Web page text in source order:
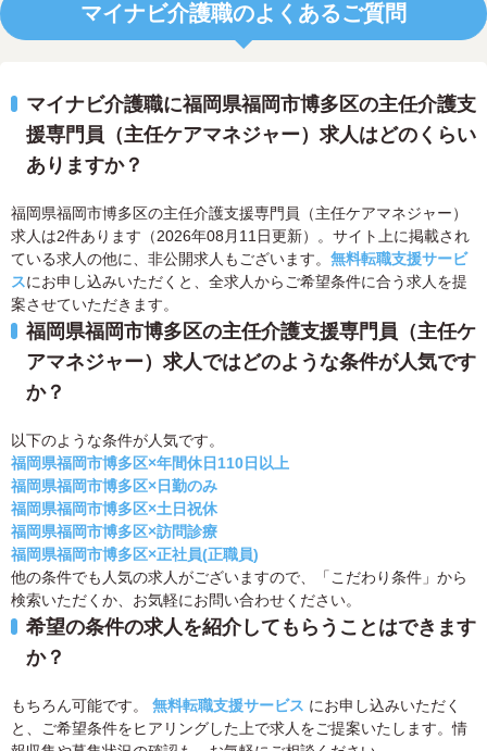
マイナビ介護職のよくあるご質問
マイナビ介護職に福岡県福岡市博多区の主任介護支
援専門員（主任ケアマネジャー）求人はどのくらい
ありますか？
福岡県福岡市博多区の主任介護支援専門員（主任ケアマネジャー）
求人は2件あります（2026年08月11日更新）。サイト上に掲載され
ている求人の他に、非公開求人もございます。 無料転職支援サービ
スにお申し込みいただくと、全求人からご希望条件に合う求人を提
案させていただきます。
福岡県福岡市博多区の主任介護支援専門員（主任ケ
アマネジャー）求人ではどのような条件が人気です
か？
以下のような条件が人気です。
福岡県福岡市博多区×年間休日110日以上
福岡県福岡市博多区×日勤のみ
福岡県福岡市博多区×土日祝休
福岡県福岡市博多区×訪問診療
福岡県福岡市博多区×正社員(正職員)
他の条件でも人気の求人がございますので、「こだわり条件」から
検索いただくか、お気軽にお問い合わせください。
希望の条件の求人を紹介してもらうことはできます
か？
もちろん可能です。 無料転職支援サービス にお申し込みいただく
と、ご希望条件をヒアリングした上で求人をご提案いたします。情